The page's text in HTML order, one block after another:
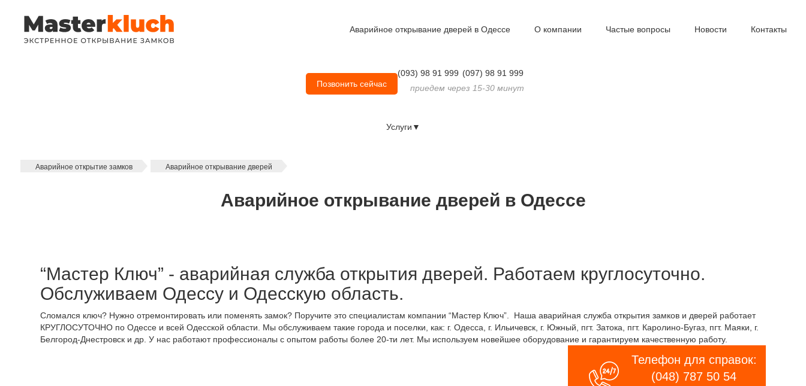
Аварийное открывание дверей в Одессе О компании Частые вопросы Новости Контакты
(093) 98 91 999 (097) 98 91 999
приедем через 15-30 минут
Позвонить сейчас
Услуги▼
Аварийное открытие замков Аварийное открывание дверей
Аварийное открывание дверей в Одессе
“Мастер Ключ” - аварийная служба открытия дверей. Работаем круглосуточно.
Обслуживаем Одессу и Одесскую область.
Сломался ключ? Нужно отремонтировать или поменять замок? Поручите это специалистам компании “Мастер Ключ”. Наша аварийная служба открытия замков и дверей работает
КРУГЛОСУТОЧНО по Одессе и всей Одесской области. Мы обслуживаем такие города и поселки, как: г. Одесса, г. Ильичевск, г. Южный, пгт. Затока, пгт. Каролино-Бугаз, пгт. Маяки, г.
Белгород-Днестровск и др. У нас работают профессионалы с опытом работы более 20-ти лет. Мы используем новейшее оборудование и гарантируем качественную работу.
Телефон для справок:
(048) 787 50 54